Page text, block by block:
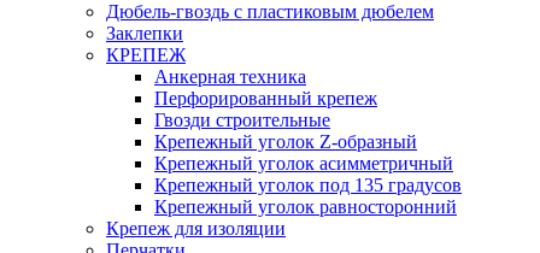
Дюбель-гвоздь с пластиковым дюбелем
Заклепки
КРЕПЕЖ
Анкерная техника
Перфорированный крепеж
Гвозди строительные
Крепежный уголок Z-образный
Крепежный уголок асимметричный
Крепежный уголок под 135 градусов
Крепежный уголок равносторонний
Крепеж для изоляции